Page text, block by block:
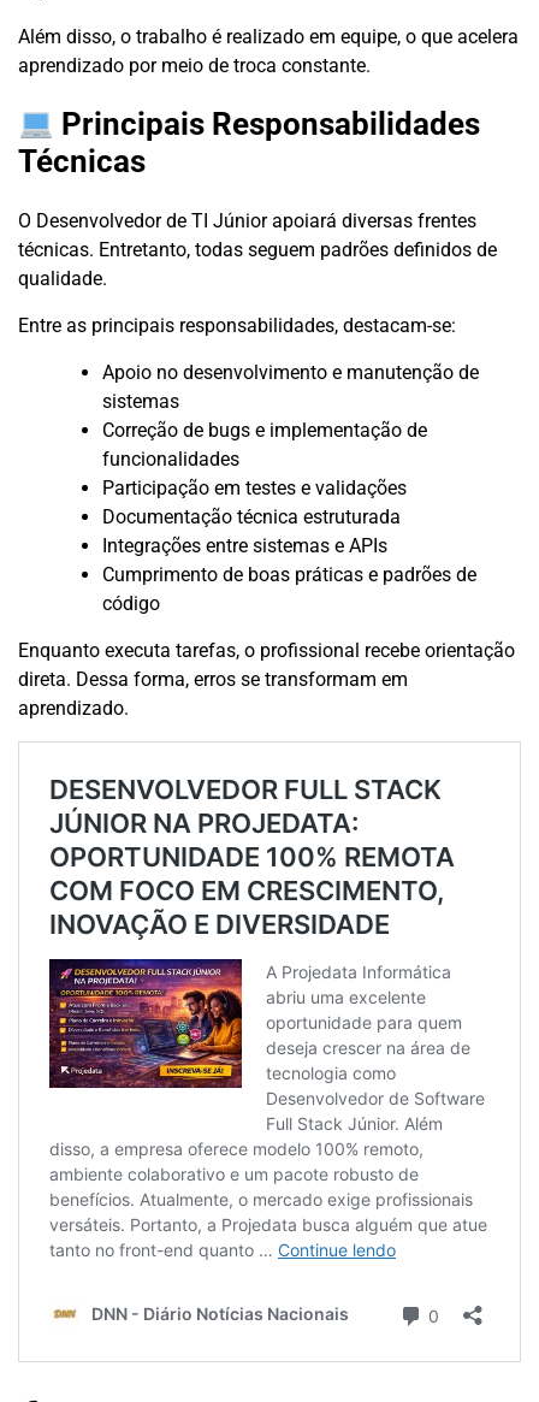
Além disso, o trabalho é realizado em equipe, o que acelera
aprendizado por meio de troca constante.
Principais Responsabilidades
Técnicas
O Desenvolvedor de TI Júnior apoiará diversas frentes
técnicas. Entretanto, todas seguem padrões definidos de
qualidade.
Entre as principais responsabilidades, destacam-se:
Apoio no desenvolvimento e manutenção de
sistemas
Correção de bugs e implementação de
funcionalidades
Participação em testes e validações
Documentação técnica estruturada
Integrações entre sistemas e APIs
Cumprimento de boas práticas e padrões de
código
Enquanto executa tarefas, o profissional recebe orientação
direta. Dessa forma, erros se transformam em
aprendizado.